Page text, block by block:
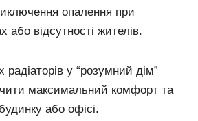
опалення при
або відсутності жителів.
радіаторів у “розумний дім”
максимальний комфорт та
або офісі.